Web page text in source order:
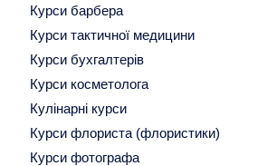
Курси барбера
Курси тактичної медицини
Курси бухгалтерів
Курси косметолога
Кулінарні курси
Курси флориста (флористики)
Курси фотографа